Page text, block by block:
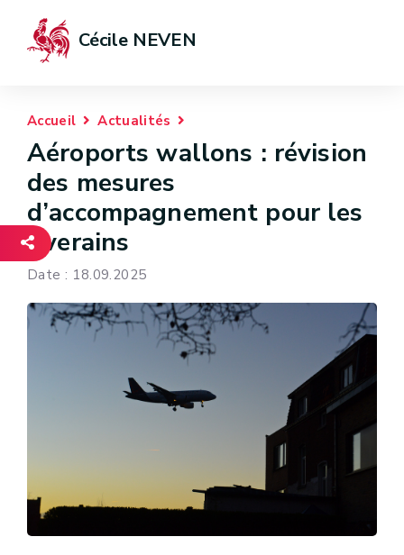
Cécile NEVEN
Accueil Actualités
Aéroports wallons : révision
des mesures
d’accompagnement pour les
riverains
Date : 18.09.2025